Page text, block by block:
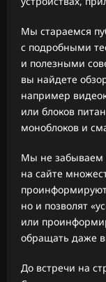
Мы стараемся
с подробными
и полезными
вы найдете
например
или блоков
моноблоков и
Мы не забываем
на сайте
но и позволят
или
обращать даже
До встречи на